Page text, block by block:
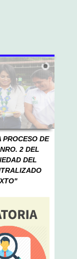
PROCESO DE
2 DEL
DEL